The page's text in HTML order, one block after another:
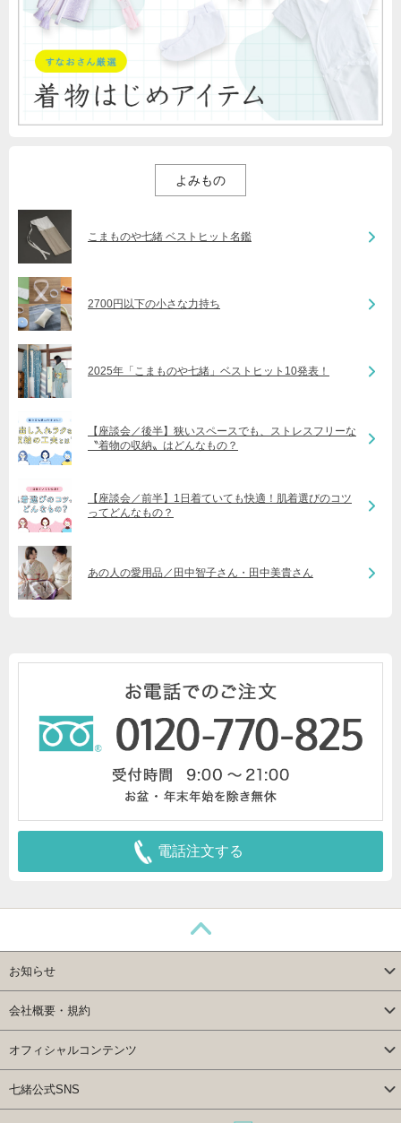
よみもの
こまものや七緒 ベストヒット名鑑
2700円以下の小さな力持ち
2025年「こまものや七緒」ベストヒット10発表！
【座談会／後半】狭いスペースでも、ストレスフリーな
〝着物の収納〟はどんなもの？
【座談会／前半】1日着ていても快適！肌着選びのコツ
ってどんなもの？
あの人の愛用品／田中智子さん・田中美貴さん
電話注文する
お知らせ
会社概要・規約
オフィシャルコンテンツ
七緒公式SNS